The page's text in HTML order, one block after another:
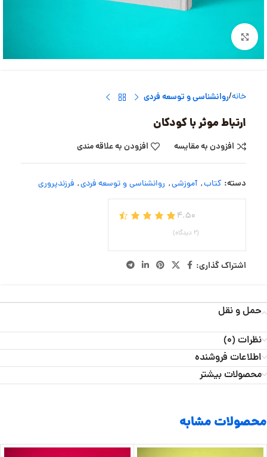
بزرگنمایی تصویر
خانه روانشناسی و توسعه فردی
ارتباط موثر با کودکان
افزودن به مقایسه افزودن به علاقه مندی
دسته: کتاب, آموزشی, روانشناسی و توسعه فردی, فرزندپروری
4.50
(2 دیدگاه)
اشتراک گذاری:
حمل و نقل
نظرات (0)
اطلاعات فروشنده
محصولات بیشتر
محصولات مشابه